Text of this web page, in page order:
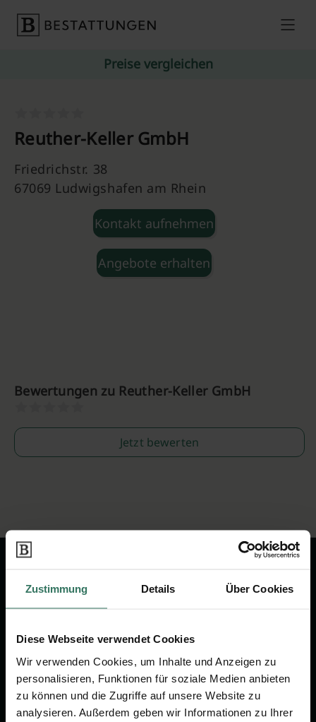
Zustimmung Details Über Cookies
Diese Webseite verwendet Cookies
Wir verwenden Cookies, um Inhalte und Anzeigen zu
personalisieren, Funktionen für soziale Medien anbieten
zu können und die Zugriffe auf unsere Website zu
analysieren. Außerdem geben wir Informationen zu Ihrer
Preise vergleichen
Reuther-Keller GmbH
Friedrichstr. 38
67069 Ludwigshafen am Rhein
Kontakt aufnehmen
Angebote erhalten
Bewertungen zu Reuther-Keller GmbH
Jetzt bewerten
Wir sind Ihr Ansprechpartner rund
Vorsorge.
Jetzt beraten lassen